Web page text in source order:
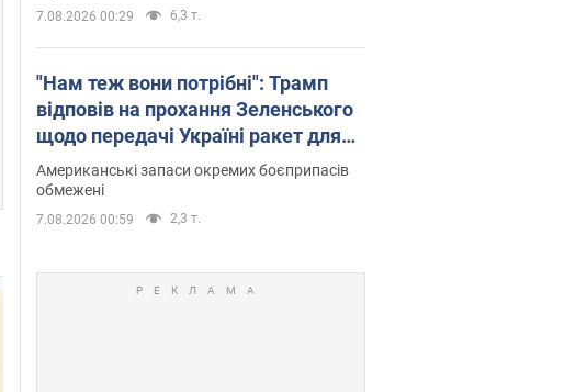
7.08.2026 00:29 6,3 т.
"Нам теж вони потрібні": Трамп
відповів на прохання Зеленського
щодо передачі Україні ракет для
Patriot
Американські запаси окремих боєприпасів
обмежені
7.08.2026 00:59 2,3 т.